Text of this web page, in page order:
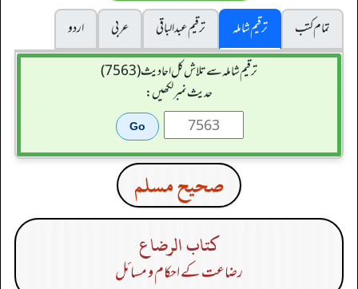
تمام کتب
ترقیم شاملہ ترقيم عبدالباقی عربی
اردو
ترقیم شاملہ سے تلاش کل احادیث (7563)
حدیث نمبر لکھیں:
صحيح مسلم
كتاب الرضاع
رضاعت کے احکام و مسائل